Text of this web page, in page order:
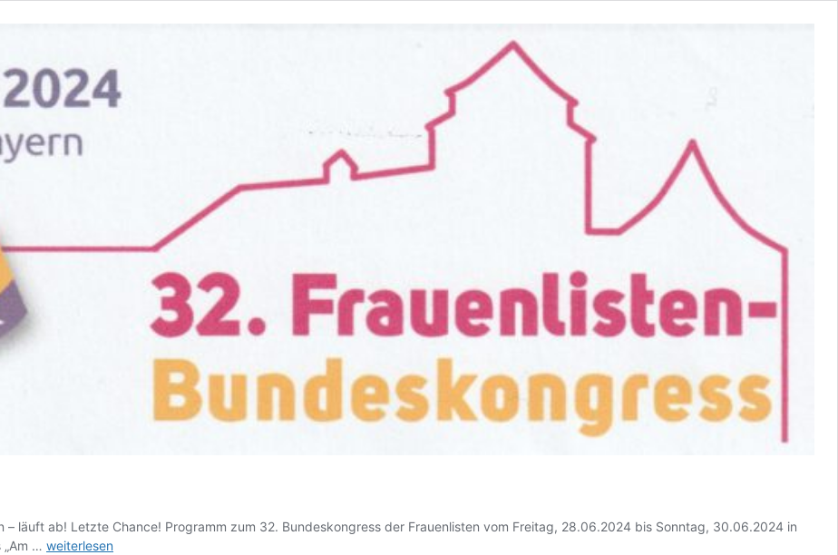
läuft ab! Letzte Chance! Programm zum 32. Bundeskongress der Frauenlisten vom Freitag, 28.06.2024 bis Sonntag, 30.06.2024 in
… Bundeskongress
weiterlesen